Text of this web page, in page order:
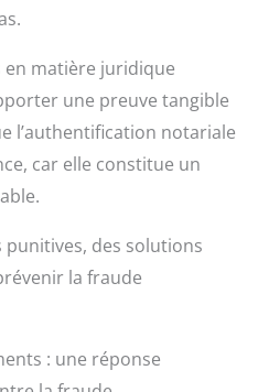
en matière juridique
une preuve tangible
l’authentification notariale
car elle constitue un
punitives, des solutions
la fraude
: une réponse